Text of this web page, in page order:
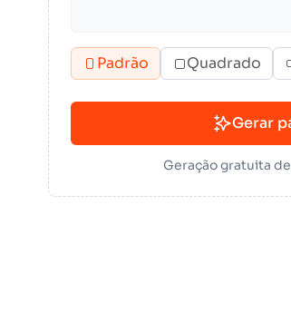
Padrão Quadrado
Gerar
Geração gratuita